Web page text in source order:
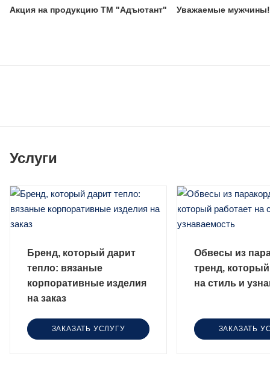
Акция на продукцию ТМ "Адъютант" Уважаемые
Услуги
Бренд, который дарит
тепло: вязаные
корпоративные изделия
на заказ
ЗАКАЗАТЬ УСЛУГУ
Обвесы из
тренд,
на стиль и
ЗАКАЗАТЬ